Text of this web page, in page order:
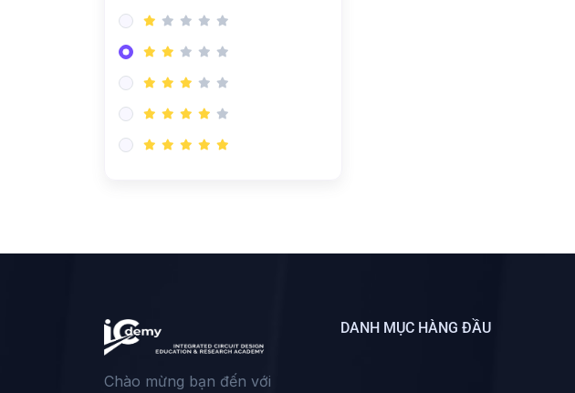
Chào mừng bạn đến với
DANH MỤC HÀNG ĐẦU